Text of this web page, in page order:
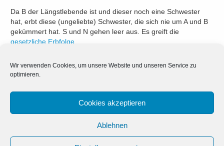
Wir verwenden Cookies, um unsere Website und unseren Service zu
optimieren.
Cookies akzeptieren
Ablehnen
Da B der Längstlebende ist und dieser noch eine Schwester
hat, erbt diese (ungeliebte) Schwester, die sich nie um A und B
gekümmert hat. S und N gehen leer aus. Es greift die
gesetzliche Erbfolge
Dies zeigt einmal mehr, wie wichtig eine fundierte Beratung
Wir helfen Ihnen gerne. Vereinbaren Sie am besten gleich einen